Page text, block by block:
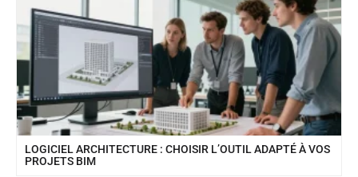
LOGICIEL ARCHITECTURE : CHOISIR L’OUTIL ADAPTÉ À VOS
PROJETS BIM